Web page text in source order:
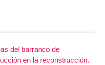
del barranco de
en la reconstrucción.